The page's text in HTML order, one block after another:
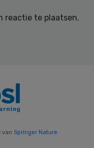
reactie te plaatsen.
van Springer Nature